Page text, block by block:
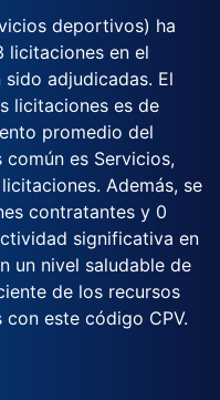
deportivos) ha
licitaciones en el
adjudicadas. El
licitaciones es de
promedio del
es Servicios,
Además, se
contratantes y 0
significativa en
un nivel saludable de
de los recursos
este código CPV.